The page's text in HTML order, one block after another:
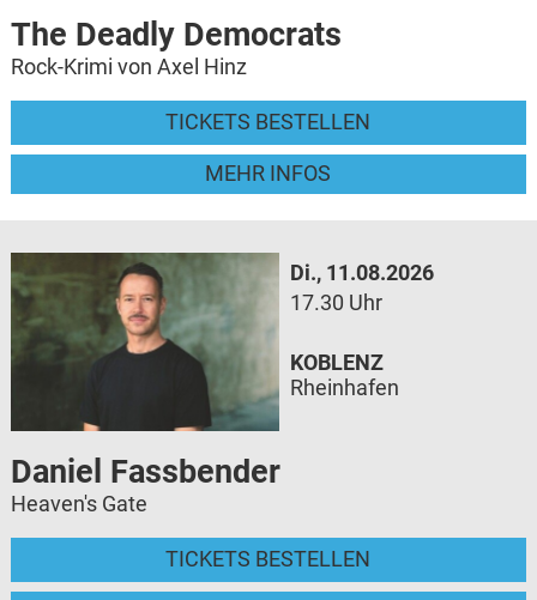
The Deadly Democrats
Rock-Krimi von Axel Hinz
TICKETS BESTELLEN
MEHR INFOS
Di., 11.08.2026
17.30 Uhr
Daniel Fassbender
Heaven's Gate
TICKETS BESTELLEN
KOBLENZ
Rheinhafen